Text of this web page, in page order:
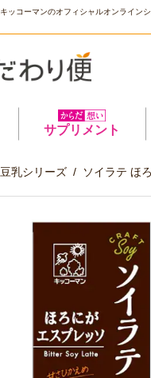
キッコーマンのオフィシャルオンライン
サプリメント
豆乳シリーズ / ソイラテ ほ